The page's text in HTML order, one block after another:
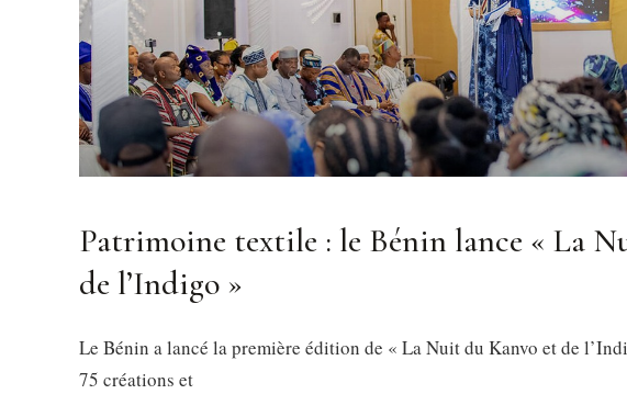
Patrimoine textile : le Bénin lance « La
de l’Indigo »
Le Bénin a lancé la première édition de « La Nuit du Kanvo et de
75 créations et